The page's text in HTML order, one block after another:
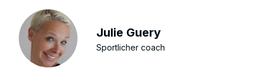
Julie Guery
Sportlicher coach